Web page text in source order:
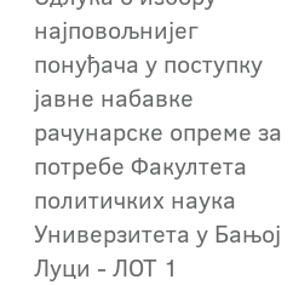
најповољнијег
понуђача у поступку
јавне набавке
рачунарске опреме за
потребе Факултета
политичких наука
Универзитета у Бањој
Луци - ЛОТ 1